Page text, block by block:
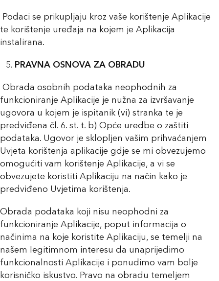
Podaci se prikupljaju kroz vaše korištenje Aplikacije
te korištenje uređaja na kojem je Aplikacija
instalirana.
PRAVNA OSNOVA ZA OBRADU
Obrada osobnih podataka neophodnih za
funkcioniranje Aplikacije je nužna za izvršavanje
ugovora u kojem je ispitanik (vi) stranka te je
predviđena čl. 6. st. t. b) Opće uredbe o zaštiti
podataka. Ugovor je sklopljen vašim prihvaćanjem
Uvjeta korištenja aplikacije gdje se mi obvezujemo
omogućiti vam korištenje Aplikacije, a vi se
obvezujete koristiti Aplikaciju na način kako je
predviđeno Uvjetima korištenja.
Obrada podataka koji nisu neophodni za
funkcioniranje Aplikacije, poput informacija o
načinima na koje koristite Aplikaciju, se temelji na
našem legitimnom interesu da unaprijedimo
funkcionalnosti Aplikacije i ponudimo vam bolje
korisničko iskustvo. Pravo na obradu temeljem